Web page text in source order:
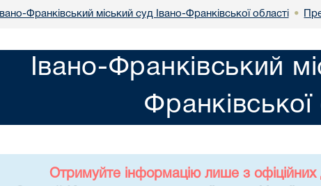
Івано-Франківський міський суд Івано-Франківської області •
Івано-Франківський
Франківської
Отримуйте інформацію лише з